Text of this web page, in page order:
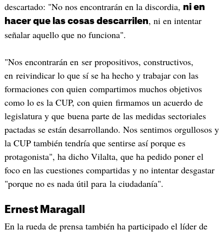
descartado: "No nos encontrarán en la discordia, ni en
hacer que las cosas descarrilen, ni en intentar
señalar aquello que no funciona".
"Nos encontrarán en ser propositivos, constructivos,
en reivindicar lo que sí se ha hecho y trabajar con las
formaciones con quien compartimos muchos objetivos
como lo es la CUP, con quien firmamos un acuerdo de
legislatura y que buena parte de las medidas sectoriales
pactadas se están desarrollando. Nos sentimos orgullosos y
la CUP también tendría que sentirse así porque es
protagonista", ha dicho Vilalta, que ha pedido poner el
foco en las cuestiones compartidas y no intentar desgastar
"porque no es nada útil para la ciudadanía".
Ernest Maragall
En la rueda de prensa también ha participado el líder de